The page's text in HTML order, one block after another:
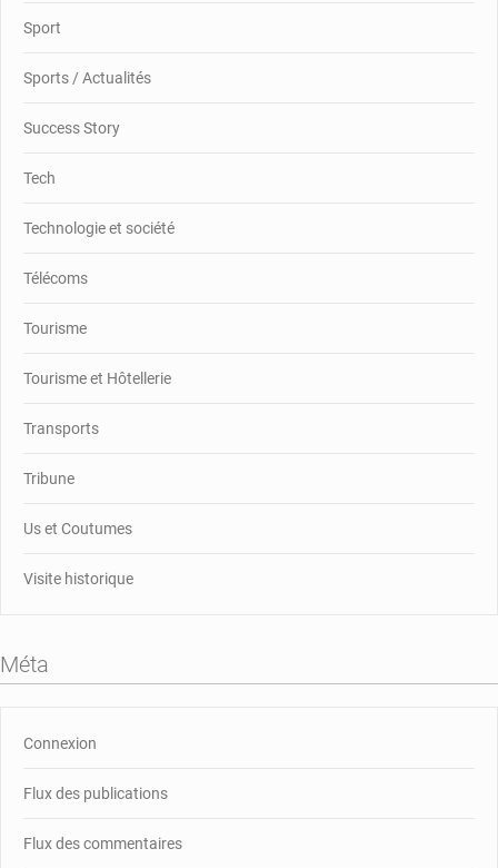
Sport
Sports / Actualités
Success Story
Tech
Technologie et société
Télécoms
Tourisme
Tourisme et Hôtellerie
Transports
Tribune
Us et Coutumes
Visite historique
Méta
Connexion
Flux des publications
Flux des commentaires